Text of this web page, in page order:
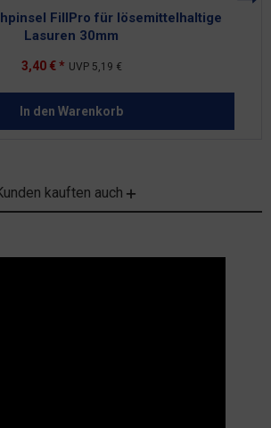
FillPro für lösemittelhaltige
Lasuren 30mm
3,40 € * UVP 5,19 €
In den Warenkorb
kauften auch